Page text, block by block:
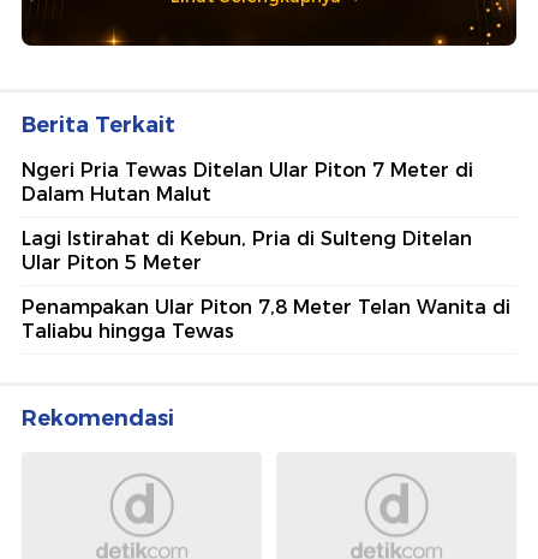
Berita Terkait
Ngeri Pria Tewas Ditelan Ular Piton 7 Meter di
Dalam Hutan Malut
Lagi Istirahat di Kebun, Pria di Sulteng Ditelan
Ular Piton 5 Meter
Penampakan Ular Piton 7,8 Meter Telan Wanita di
Taliabu hingga Tewas
Rekomendasi